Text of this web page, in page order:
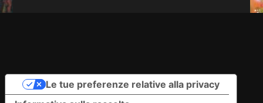
Le tue preferenze relative alla privacy